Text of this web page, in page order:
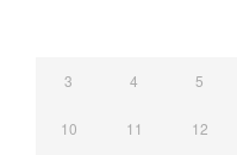
3 4 5
10 11 12